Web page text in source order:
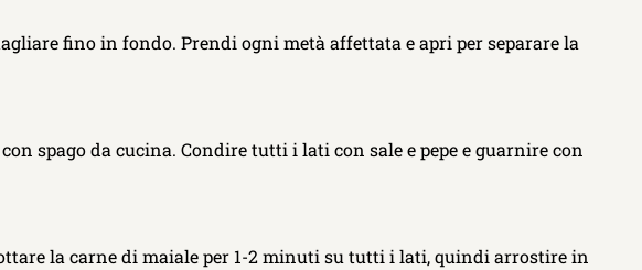
fino in fondo. Prendi ogni metà affettata e apri per separare la
spago da cucina. Condire tutti i lati con sale e pepe e guarnire con
la carne di maiale per 1-2 minuti su tutti i lati, quindi arrostire in